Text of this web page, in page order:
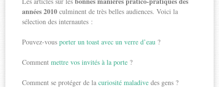
années 2010 culminent de très belles audiences. Voici la
sélection des internautes :
Pouvez-vousporter un toast avec un verre d’eau ?
Commentmettre vos invités à la porte ?
Comment se protéger de lacuriosité maladive des gens ?